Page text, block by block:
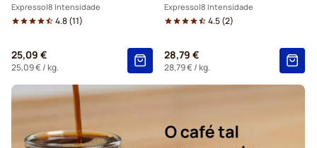
Expresso 8 Intensidade
4.8(11)
25,09 €
25,09 €/ kg.
Expresso 8 Intensidade
4.5(2)
28,79 €
28,79 €/ kg.